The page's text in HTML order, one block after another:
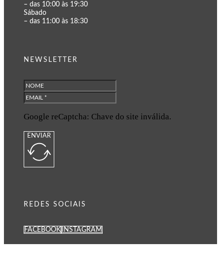
– das 10:00 às 19:30
Sábado
– das 11:00 às 18:30
NEWSLETTER
Google reCaptcha: Chave do site inválida.
ENVIAR
REDES SOCIAIS
FACEBOOK INSTAGRAM